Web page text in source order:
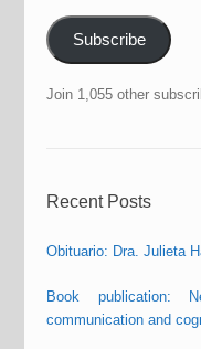
Subscribe
Join 1,055 other
Recent Posts
Obituario: Dra. Julieta
Book publication:
communication and